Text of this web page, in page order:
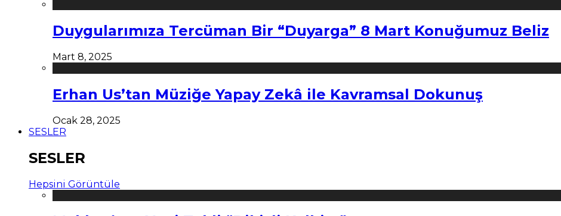
Duygularımıza Tercüman Bir “Duyarga” 8 Mart Konuğumuz Beliz
Mart 8, 2025
Erhan Us’tan Müziğe Yapay Zekâ ile Kavramsal Dokunuş
Ocak 28, 2025
SESLER
SESLER
Hepsini Görüntüle